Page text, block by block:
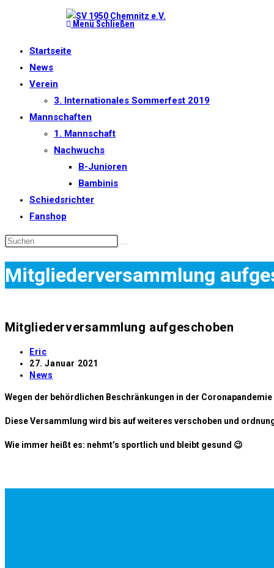
Menü Schließen
Startseite
News
Verein
3. Internationales Sommerfest 2019
Mannschaften
1. Mannschaft
Nachwuchs
B-Junioren
Bambinis
Schiedsrichter
Fanshop
Mitgliederversammlung
Mitgliederversammlung aufgeschoben
Beitrags-
Autor:
Eric
Beitrag
veröffentlicht:
27. Januar 2021
Beitrags-
News
Wegen der behördlichen Beschränkungen in der
Diese Versammlung wird bis auf weiteres verschoben und
Wie immer heißt es: nehmt’s sportlich und bleibt gesund 😉